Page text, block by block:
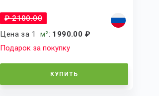
₽ 2100.00
Цена за 1 м²: 1990.00 ₽
Подарок за покупку
КУПИТЬ